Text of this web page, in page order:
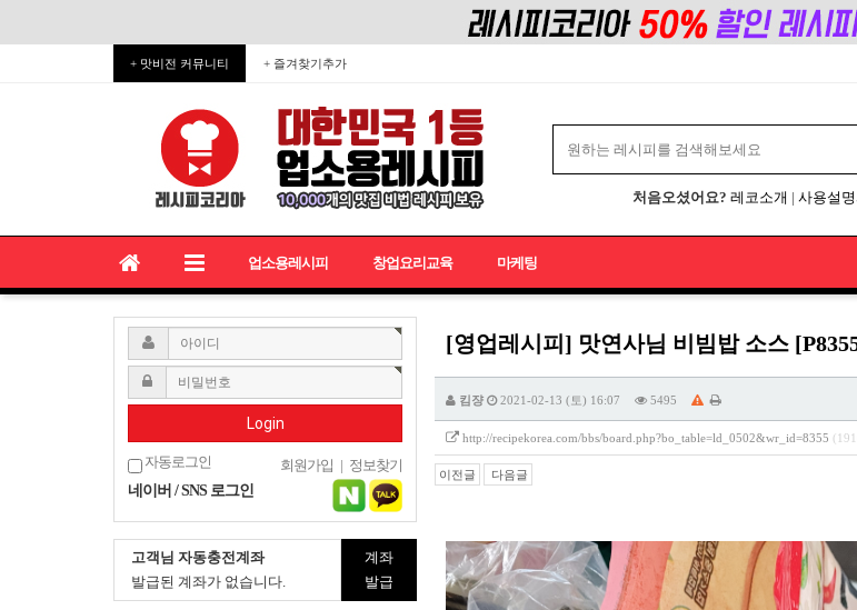
+ 맛비전 커뮤니티 + 즐겨찾기추가
처음오셨어요? 레코소개 | 사용설명
업소용레시피 창업요리교육 마케팅
Login
자동로그인 회원가입 | 정보찾기
네이버 / SNS 로그인
고객님 자동충전계좌
발급된 계좌가 없습니다.
계좌
발급
[영업레시피] 맛연사님 비빔밥 소스
킴쟝 2021-02-13 (토) 16:07 5495
http://recipekorea.com/bbs/board.php?bo_table=ld_0502&wr_id=8355
이전글 다음글